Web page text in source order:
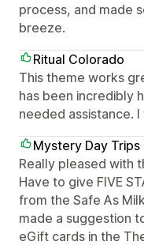
process, and made
breeze.
Ritual Colorado
This theme works
has been incredibly
needed assistance.
Mystery Day Trips
Really pleased with
Have to give FIVE
from the Safe As
made a suggestion
eGift cards in the